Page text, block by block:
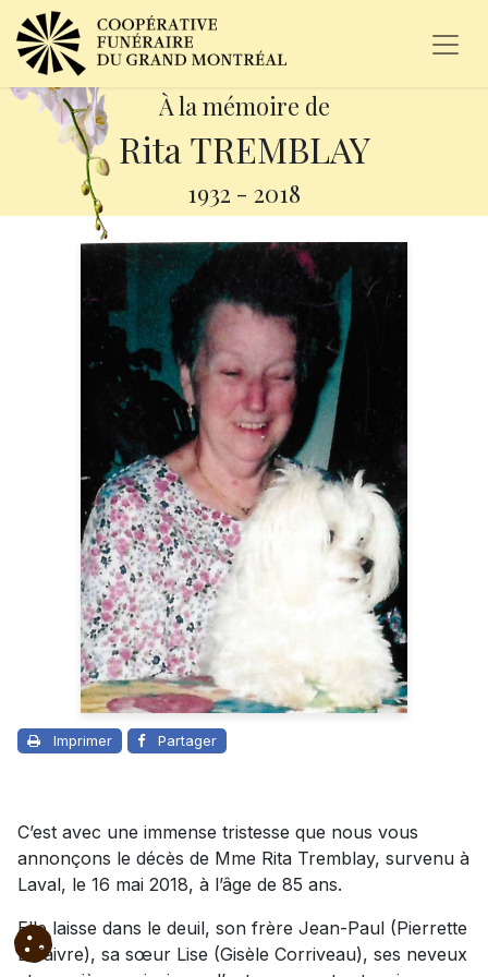
À la mémoire de
Rita TREMBLAY
1932 - 2018
Imprimer Partager
C’est avec une immense tristesse que nous vous
annonçons le décès de Mme Rita Tremblay, survenu à
Laval, le 16 mai 2018, à l’âge de 85 ans.
Elle laisse dans le deuil, son frère Jean-Paul (Pierrette
Lefaivre), sa sœur Lise (Gisèle Corriveau), ses neveux